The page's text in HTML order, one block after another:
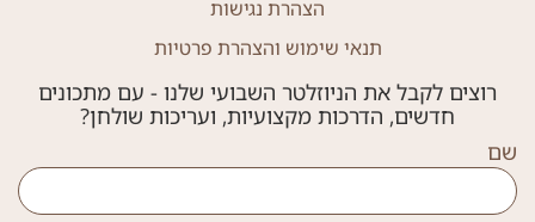
הצהרת נגישות
תנאי שימוש והצהרת פרטיות
רוצים לקבל את הניוזלטר השבועי שלנו - עם מתכונים
חדשים, הדרכות מקצועיות, ועריכות שולחן?
שם